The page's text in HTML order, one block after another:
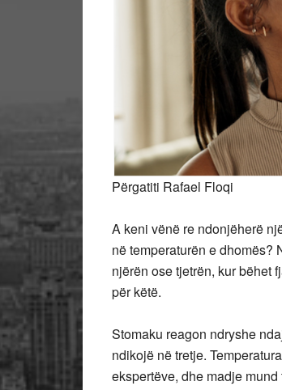
Përgatiti Rafael Floqi
A keni vënë re ndonjëherë
në temperaturën e dhomës?
njërën ose tjetrën, kur bëhet
për këtë.
Stomaku reagon ndryshe
ndikojë në tretje.
ekspertëve, dhe madje